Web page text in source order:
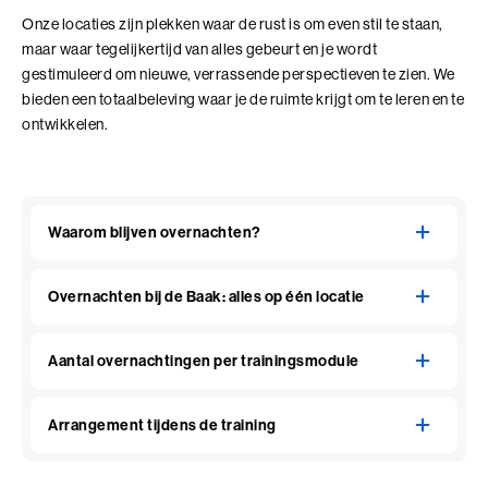
Onze locaties zijn plekken waar de rust is om even stil te staan,
maar waar tegelijkertijd van alles gebeurt en je wordt
gestimuleerd om nieuwe, verrassende perspectieven te zien. We
bieden een totaalbeleving waar je de ruimte krijgt om te leren en te
ontwikkelen.
Waarom blijven overnachten?
Overnachten bij de Baak: alles op één locatie
Aantal overnachtingen per trainingsmodule
Arrangement tijdens de training